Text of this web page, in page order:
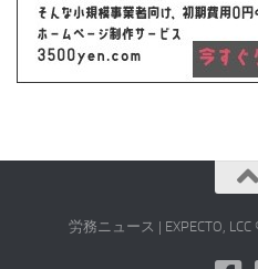
労務ニュース | EXPECTO,